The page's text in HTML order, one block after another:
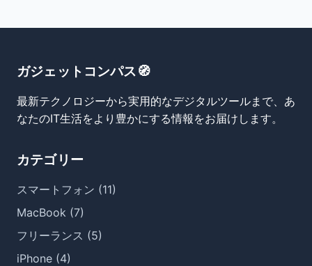
ガジェットコンパス🧭
最新テクノロジーから実用的なデジタルツールまで、あ
なたのIT生活をより豊かにする情報をお届けします。
カテゴリー
スマートフォン (11)
MacBook (7)
フリーランス (5)
iPhone (4)